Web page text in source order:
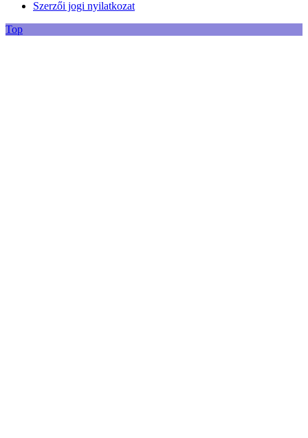
Szerzői jogi nyilatkozat
Top